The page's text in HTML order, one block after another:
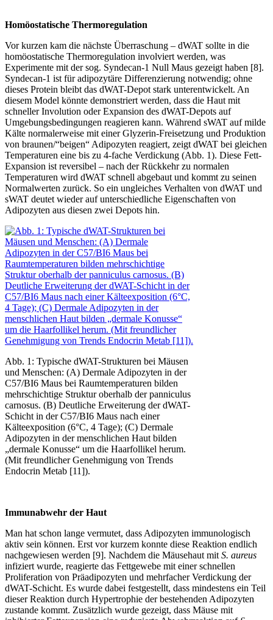
Homöostatische Thermoregulation
Vor kurzen kam die nächste Überraschung – dWAT sollte in die
homöostatische Thermoregulation involviert werden, was
Experimente mit der sog. Syndecan-1 Null Maus gezeigt haben [8].
Syndecan-1 ist für adipozytäre Differenzierung notwendig; ohne
dieses Protein bleibt das dWAT-Depot stark unterentwickelt. An
diesem Model könnte demonstriert werden, dass die Haut mit
schneller Involution oder Expansion des dWAT-Depots auf
Umgebungsbedingungen reagieren kann. Während sWAT auf milde
Kälte normalerweise mit einer Glyzerin-Freisetzung und Produktion
von braunen/“beigen“ Adipozyten reagiert, zeigt dWAT bei gleichen
Temperaturen eine bis zu 4-fache Verdickung (Abb. 1). Diese Fett-
Expansion ist reversibel – nach der Rückkehr zu normalen
Temperaturen wird dWAT schnell abgebaut und kommt zu seinen
Normalwerten zurück. So ein ungleiches Verhalten von dWAT und
sWAT deutet wieder auf unterschiedliche Eigenschaften von
Adipozyten aus diesen zwei Depots hin.
Abb. 1: Typische dWAT-Strukturen bei Mäusen
und Menschen: (A) Dermale Adipozyten in der
C57/BI6 Maus bei Raumtemperaturen bilden
mehrschichtige Struktur oberhalb der panniculus
carnosus. (B) Deutliche Erweiterung der dWAT-
Schicht in der C57/BI6 Maus nach einer
Kälteexposition (6°C, 4 Tage); (C) Dermale
Adipozyten in der menschlichen Haut bilden
„dermale Konusse“ um die Haarfollikel herum.
(Mit freundlicher Genehmigung von Trends
Endocrin Metab [11]).
Immunabwehr der Haut
Man hat schon lange vermutet, dass Adipozyten immunologisch
aktiv sein können. Erst vor kurzem konnte diese Reaktion endlich
nachgewiesen werden [9]. Nachdem die Mäusehaut mit S. aureus
infiziert wurde, reagierte das Fettgewebe mit einer schnellen
Proliferation von Präadipozyten und mehrfacher Verdickung der
dWAT-Schicht. Es wurde dabei festgestellt, dass mindestens ein Teil
dieser Reaktion durch Hypertrophie der bestehenden Adipozyten
zustande kommt. Zusätzlich wurde gezeigt, dass Mäuse mit